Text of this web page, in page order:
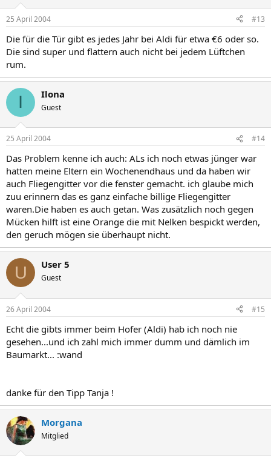
25 April 2004 #13
Die für die Tür gibt es jedes Jahr bei Aldi für etwa €6 oder so.
Die sind super und flattern auch nicht bei jedem Lüftchen
rum.
I Ilona
Guest
25 April 2004 #14
Das Problem kenne ich auch: ALs ich noch etwas jünger war
hatten meine Eltern ein Wochenendhaus und da haben wir
auch Fliegengitter vor die fenster gemacht. ich glaube mich
zuu erinnern das es ganz einfache billige Fliegengitter
waren.Die haben es auch getan. Was zusätzlich noch gegen
Mücken hilft ist eine Orange die mit Nelken bespickt werden,
den geruch mögen sie überhaupt nicht.
U User 5
Guest
26 April 2004 #15
Echt die gibts immer beim Hofer (Aldi) hab ich noch nie
gesehen...und ich zahl mich immer dumm und dämlich im
Baumarkt... :wand
danke für den Tipp Tanja !
Morgana
Mitglied